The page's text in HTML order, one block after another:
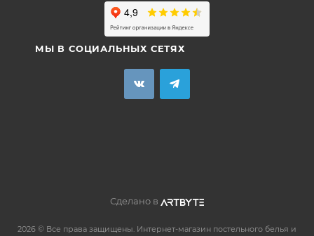
МЫ В СОЦИАЛЬНЫХ СЕТЯХ
Сделано в
2026 © Все права защищены. Интернет-магазин постельного белья и